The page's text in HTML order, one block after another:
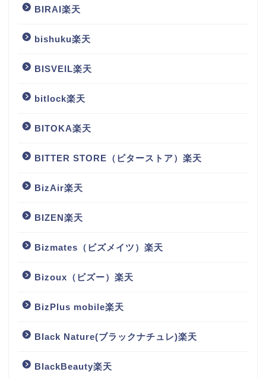
BIRAI楽天
bishuku楽天
BISVEIL楽天
bitlock楽天
BITOKA楽天
BITTER STORE（ビターストア）楽天
BizAir楽天
BIZEN楽天
Bizmates（ビズメイツ）楽天
Bizoux（ビズー）楽天
BizPlus mobile楽天
Black Nature(ブラックナチュレ)楽天
BlackBeauty楽天